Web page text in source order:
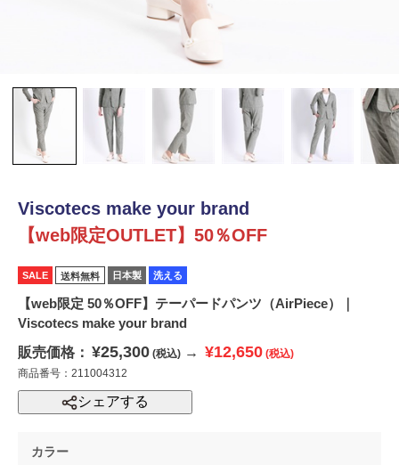
Viscotecs make your brand
【web限定OUTLET】50％OFF
SALE 送料無料 日本製 洗える
【web限定 50％OFF】テーパードパンツ（AirPiece）｜
Viscotecs make your brand
販売価格： ¥25,300 (税込) → ¥12,650 (税込)
商品番号：211004312
シェアする
カラー